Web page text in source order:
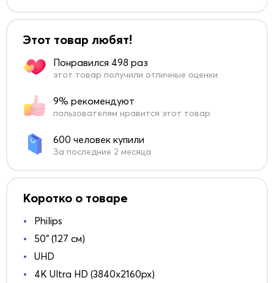
Этот товар любят!
Понравился 498 раз
этот товар получили отличные оценки
9% рекомендуют
пользователям нравится этот товар
600 человек купили
За последние 2 месяца
Коротко о товаре
Philips
50" (127 см)
UHD
4K Ultra HD (3840x2160px)